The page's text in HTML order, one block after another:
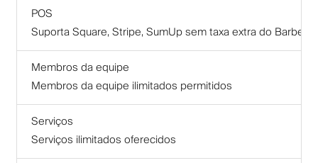
POS
Suporta Square, Stripe, SumUp sem taxa extra do Barberly
Membros da equipe
Membros da equipe ilimitados permitidos
Serviços
Serviços ilimitados oferecidos